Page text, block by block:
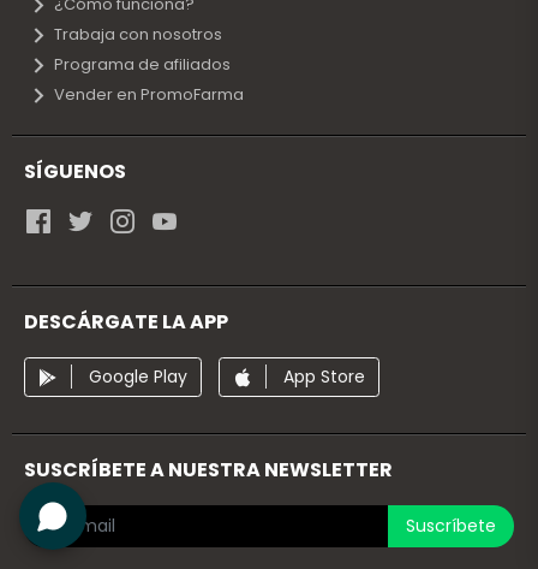
Trabaja con nosotros
Programa de afiliados
Vender en PromoFarma
SÍGUENOS
DESCÁRGATE LA APP
Google Play App Store
SUSCRÍBETE A NUESTRA NEWSLETTER
Suscríbete